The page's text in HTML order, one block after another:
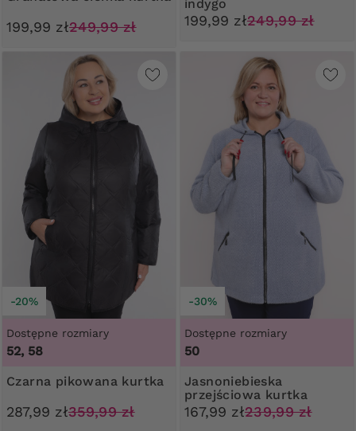
199,99 zł249,99 zł
indygo
199,99 zł249,99 zł
-20%
Dostępne rozmiary
52, 58
Czarna pikowana kurtka
287,99 zł359,99 zł
-30%
Dostępne rozmiary
50
Jasnoniebieska
przejściowa kurtka
167,99 zł239,99 zł